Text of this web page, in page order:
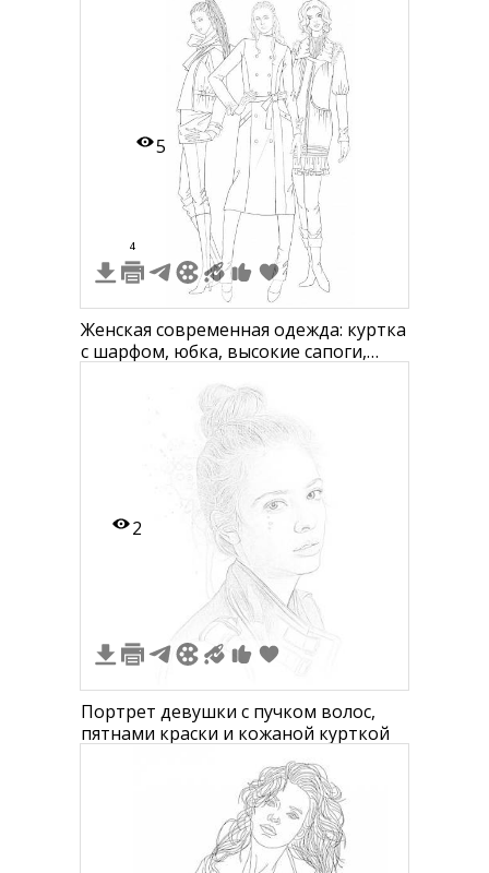
5
4
Женская современная одежда: куртка
с шарфом, юбка, высокие сапоги,
поясом, куртка с меховой отделкой,
платье, туфли
2
Портрет девушки с пучком волос,
пятнами краски и кожаной курткой